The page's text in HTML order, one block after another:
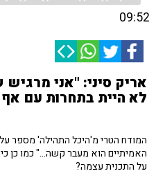
09:52
אריק סיני: "אני
לא היית בתחרות עם
המודח הטרי מ'היכל התהילה' מספר
האמיתיים הוא מעבר קשה..." כמו כן
על התכנית עצמה?